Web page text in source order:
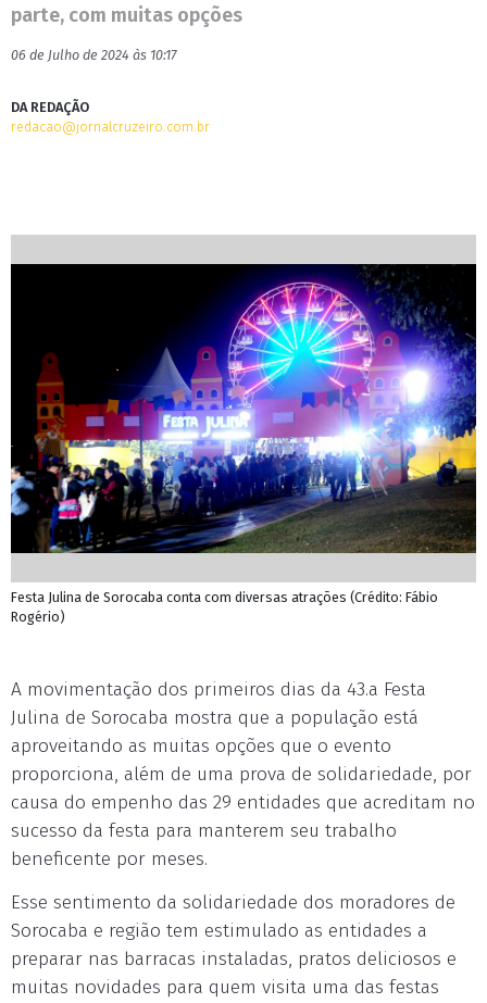
parte, com muitas opções
06 de Julho de 2024 às 10:17
DA REDAÇÃO
redacao@jornalcruzeiro.com.br
Festa Julina de Sorocaba conta com diversas atrações (Crédito: Fábio
Rogério)
A movimentação dos primeiros dias da 43.a Festa
Julina de Sorocaba mostra que a população está
aproveitando as muitas opções que o evento
proporciona, além de uma prova de solidariedade, por
causa do empenho das 29 entidades que acreditam no
sucesso da festa para manterem seu trabalho
beneficente por meses.
Esse sentimento da solidariedade dos moradores de
Sorocaba e região tem estimulado as entidades a
preparar nas barracas instaladas, pratos deliciosos e
muitas novidades para quem visita uma das festas